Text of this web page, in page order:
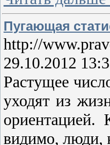
Пугающая
http://
29.10.2012
Растущее
уходят из
ориентацией.
видимо, люди,